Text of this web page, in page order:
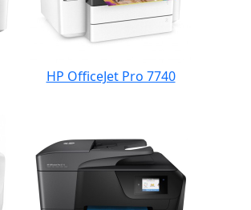
HP OfficeJet Pro 7740